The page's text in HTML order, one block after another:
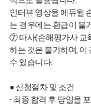
인터뷰 영상을 에듀윌
는 경우에는 환급이 불
⑦ 타사(손해평가사 교
하는 것은 불가하며, 이
수 있습니다.
● 신청절차 및 조건
- 최종 합격 후 당일을